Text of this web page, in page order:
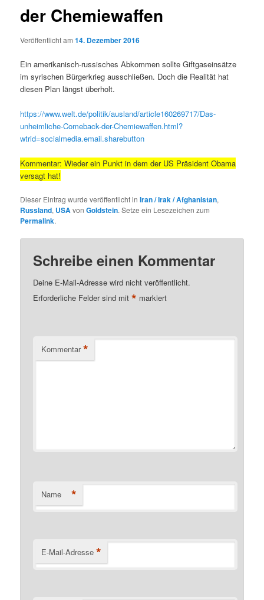
der Chemiewaffen
Veröffentlicht am14. Dezember 2016
Ein amerikanisch-russisches Abkommen sollte Giftgaseinsätze
im syrischen Bürgerkrieg ausschließen. Doch die Realität hat
diesen Plan längst überholt.
https://www.welt.de/politik/ausland/article160269717/Das-
unheimliche-Comeback-der-Chemiewaffen.html?
wtrid=socialmedia.email.sharebutton
Kommentar: Wieder ein Punkt in dem der US Präsident Obama
versagt hat!
Dieser Eintrag wurde veröffentlicht inIran / Irak / Afghanistan,
Russland, USAvonGoldstein. Setze ein Lesezeichen zum
Permalink.
Schreibe einen Kommentar
Deine E-Mail-Adresse wird nicht veröffentlicht.
Erforderliche Felder sind mit* markiert
Kommentar *
Name *
E-Mail-Adresse *